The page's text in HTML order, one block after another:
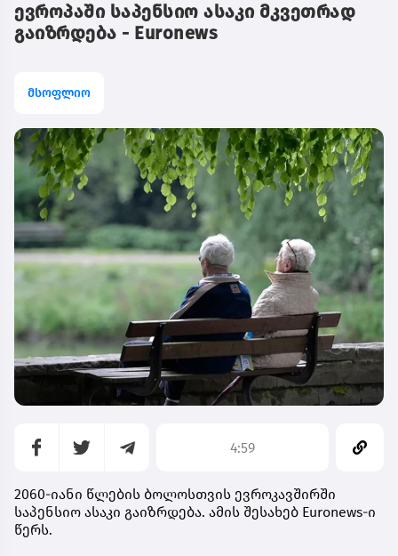
ევროპაში საპენსიო ასაკი მკვეთრად
გაიზრდება - Euronews
მსოფლიო
4:59
2060-იანი წლების ბოლოსთვის ევროკავშირში
საპენსიო ასაკი გაიზრდება. ამის შესახებ Euronews-ი
წერს.